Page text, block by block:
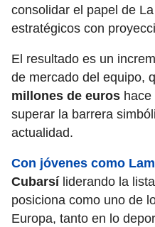
consolidar el papel de
estratégicos con
El resultado es un
de mercado del equipo,
millones de euros
superar la barrera
actualidad.
Con jóvenes como
Cubarsí liderando la
posiciona como uno de
Europa, tanto en lo